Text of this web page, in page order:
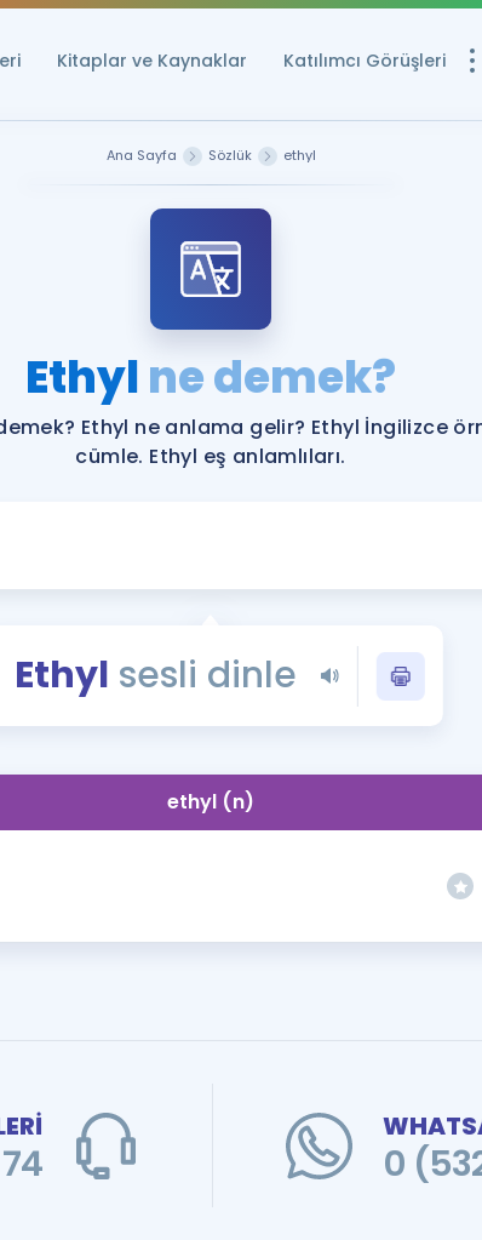
Kitaplar ve Kaynaklar Katılımcı Görüşleri
YDS ve YÖKDİL
Rehberlik Aracı
YDS ve YÖKDİL'e
Tüm ÖSYM
Blog
YDS - YÖKDİL
İngilizce Gramer
Ana Sayfa Sözlük ethyl
Ethylne demek?
Ethyl ne anlama gelir? Ethyl İngilizce
cümle. Ethyl eş anlamlıları.
Ethyl sesli dinle
ethyl (n)
0